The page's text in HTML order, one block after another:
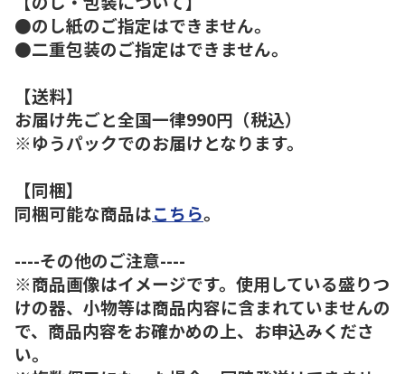
●のし紙のご指定はできません。
●二重包装のご指定はできません。
【送料】
お届け先ごと全国一律990円（税込）
※ゆうパックでのお届けとなります。
【同梱】
同梱可能な商品はこちら。
----その他のご注意----
※商品画像はイメージです。使用している盛りつ
けの器、小物等は商品内容に含まれていませんの
で、商品内容をお確かめの上、お申込みくださ
い。